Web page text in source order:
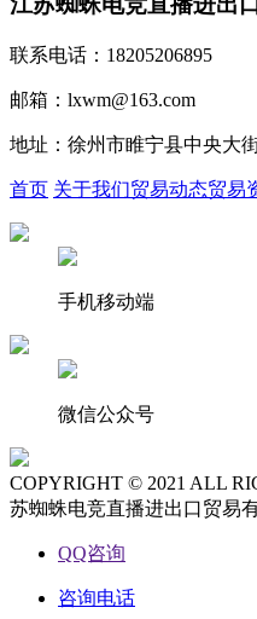
联系电话：18205206895
邮箱：lxwm@163.com
地址：徐州市睢宁县中央大
首页 关于我们贸易动态贸易
手机移动端
微信公众号
COPYRIGHT © 2021 ALL
苏蜘蛛电竞直播进出口贸易
QQ咨询
咨询电话